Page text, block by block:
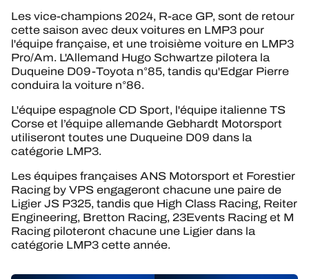
Les vice-champions 2024, R-ace GP, sont de retour
cette saison avec deux voitures en LMP3 pour
l'équipe française, et une troisième voiture en LMP3
Pro/Am. L'Allemand Hugo Schwartze pilotera la
Duqueine D09-Toyota n°85, tandis qu'Edgar Pierre
conduira la voiture n°86.
L'équipe espagnole CD Sport, l'équipe italienne TS
Corse et l’équipe allemande Gebhardt Motorsport
utiliseront toutes une Duqueine D09 dans la
catégorie LMP3.
Les équipes françaises ANS Motorsport et Forestier
Racing by VPS engageront chacune une paire de
Ligier JS P325, tandis que High Class Racing, Reiter
Engineering, Bretton Racing, 23Events Racing et M
Racing piloteront chacune une Ligier dans la
catégorie LMP3 cette année.